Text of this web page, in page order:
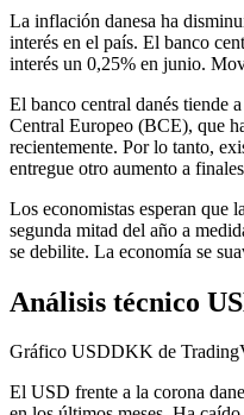
La inflación danesa ha
interés en el país. El banco
interés un 0,25% en junio.
El banco central danés tiende
Central Europeo (BCE), que
recientemente. Por lo tanto,
entregue otro aumento a
Los economistas esperan que
segunda mitad del año a
se debilite. La economía se
Análisis técnico
Gráfico USDDKK de
El USD frente a la corona